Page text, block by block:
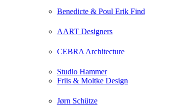
Benedicte & Poul Erik Find
AART Designers
CEBRA Architecture
Studio Hammer
Friis & Moltke Design
Jørn Schütze